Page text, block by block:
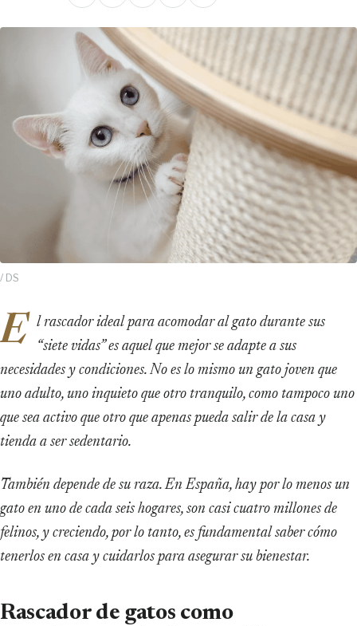
/ DS
E
l rascador ideal para acomodar al gato durante sus
“siete vidas” es aquel que mejor se adapte a sus
necesidades y condiciones. No es lo mismo un gato joven que
uno adulto, uno inquieto que otro tranquilo, como tampoco uno
que sea activo que otro que apenas pueda salir de la casa y
tienda a ser sedentario.
También depende de su raza. En España, hay por lo menos un
gato en uno de cada seis hogares, son casi cuatro millones de
felinos, y creciendo, por lo tanto, es fundamental saber cómo
tenerlos en casa y cuidarlos para asegurar su bienestar.
Rascador de gatos como